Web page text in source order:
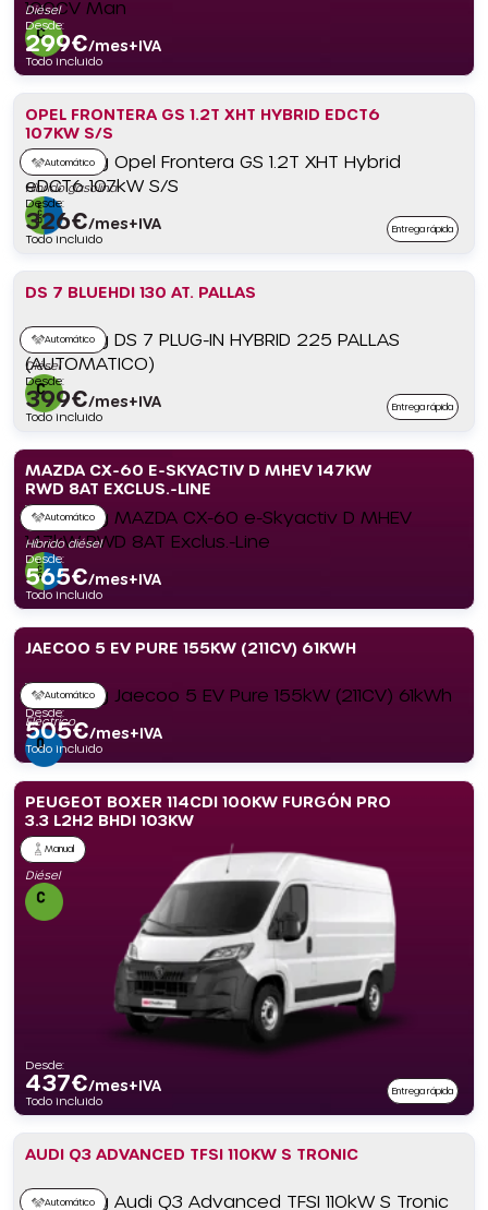
Diésel
Desde:
299€/mes+IVA
Todo incluido
OPEL FRONTERA GS 1.2T XHT HYBRID EDCT6
107KW S/S
Automático
Híbrido gasolina
Desde:
326€/mes+IVA
Todo incluido
Entrega rápida
DS 7 BLUEHDI 130 AT. PALLAS
Automático
Diésel
Desde:
399€/mes+IVA
Todo incluido
Entrega rápida
MAZDA CX-60 E-SKYACTIV D MHEV 147KW
RWD 8AT EXCLUS.-LINE
Automático
Híbrido diésel
Desde:
565€/mes+IVA
Todo incluido
JAECOO 5 EV PURE 155KW (211CV) 61KWH
Automático
Eléctrico
Desde:
505€/mes+IVA
Todo incluido
PEUGEOT BOXER 114CDI 100KW FURGÓN PRO
3.3 L2H2 BHDI 103KW
Manual
Diésel
Desde:
437€/mes+IVA
Todo incluido
Entrega rápida
AUDI Q3 ADVANCED TFSI 110KW S TRONIC
Automático